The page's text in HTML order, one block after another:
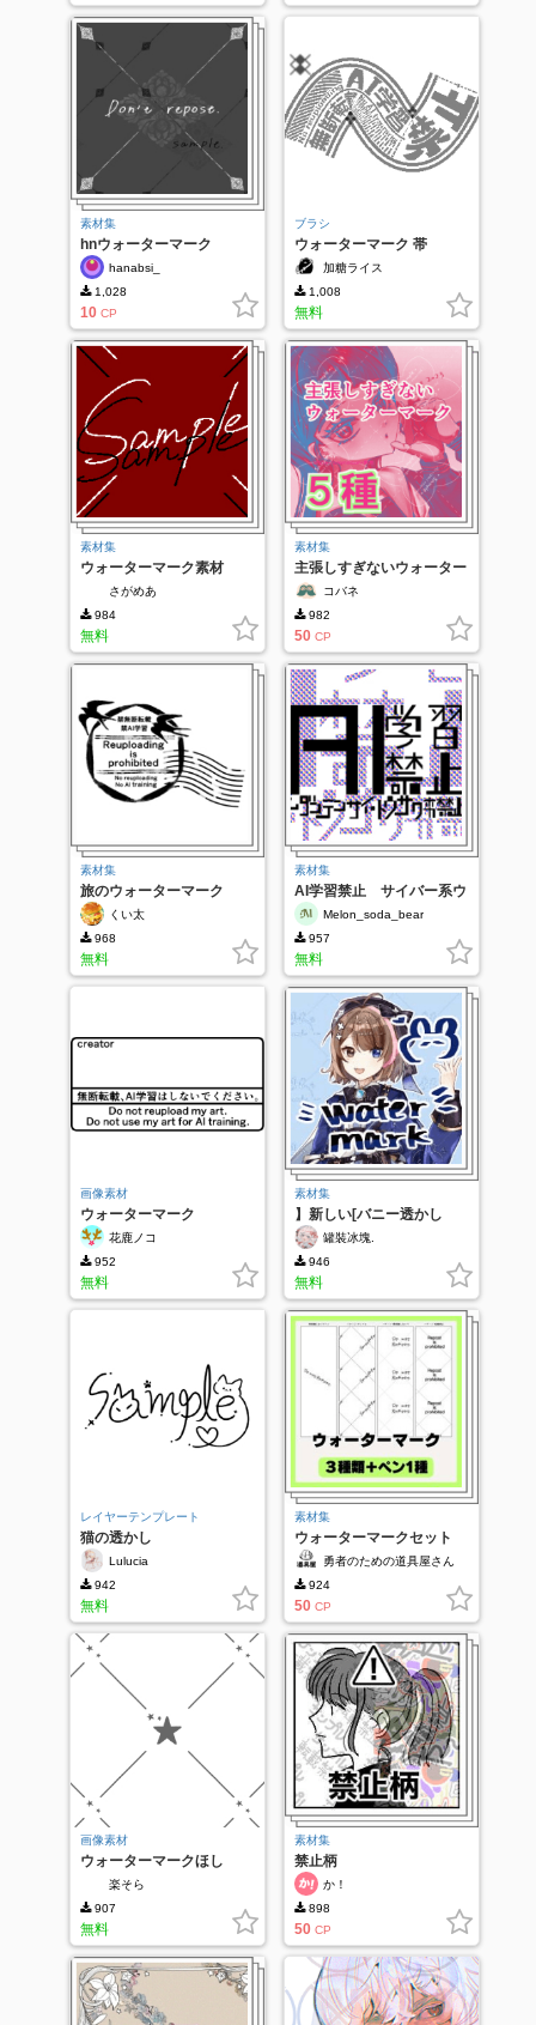
素材集
hnウォーターマーク
hanabsi_
1,028
10 CP
ブラシ
ウォーターマーク 帯
（黒）加糖ライス
1,008
無料
素材集
ウォーターマーク素材
さがめあ
984
無料
素材集
主張しすぎないウォーター
マーク５種③
コバネ
982
50 CP
素材集
旅のウォーターマーク
くい太
968
無料
素材集
AI学習禁止 サイバー系ウ
ォーターマーク
Melon_soda_bear
957
無料
画像素材
ウォーターマーク
花鹿ノコ
952
無料
素材集
】新しい[バニー透かし
罐裝冰塊.
946
無料
レイヤーテンプレート
猫の透かし
Lulucia
942
無料
素材集
ウォーターマークセット
勇者のための道具屋さん
924
50 CP
画像素材
ウォーターマークほし
楽そら
907
無料
素材集
禁止柄
か！
898
50 CP